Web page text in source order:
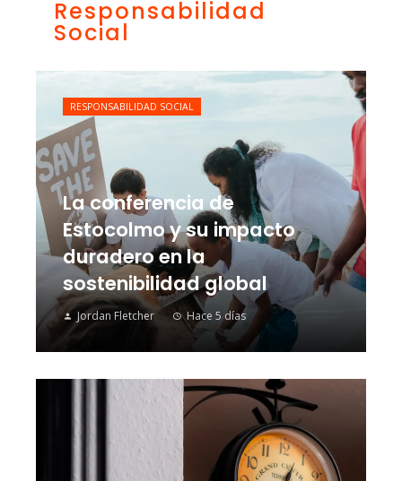
Responsabilidad
Social
La conferencia de
Estocolmo y su impacto
duradero en la
sostenibilidad global
Jordan Fletcher Hace 5 días
RESPONSABILIDAD SOCIAL